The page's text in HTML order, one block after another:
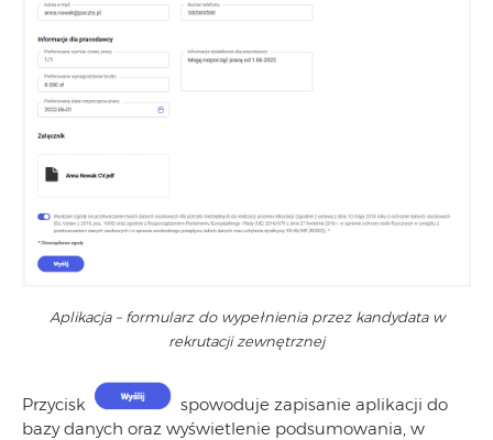
Aplikacja – formularz do wypełnienia przez kandydata w
rekrutacji zewnętrznej
Przycisk
spowoduje zapisanie aplikacji do
bazy danych oraz wyświetlenie podsumowania, w